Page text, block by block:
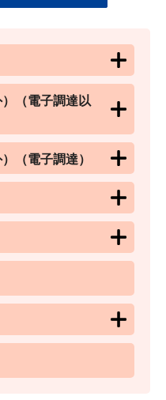
（電子調達以
（電子調達）